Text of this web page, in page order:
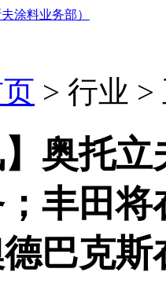
> 行业 >
】奥托
丰田
巴克